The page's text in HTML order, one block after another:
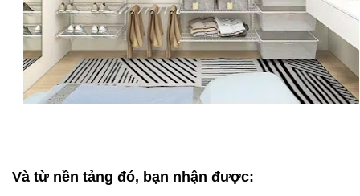
Và từ nền tảng đó, bạn nhận được: